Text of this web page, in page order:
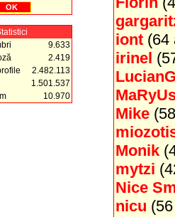
9.633
2.419
2.482.113
1.501.537
10.970
iont(64
irinel
Mike
Monik
mytzi
Nice
nicu